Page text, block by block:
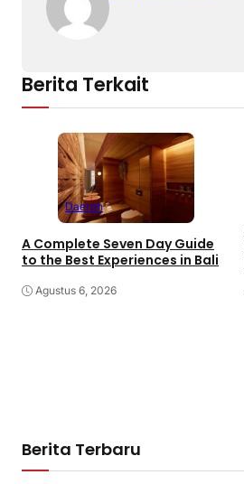
Berita Terkait
Daerah
A Complete Seven Day Guide
to the Best Experiences in Bali
Agustus 6, 2026
Berita Terbaru